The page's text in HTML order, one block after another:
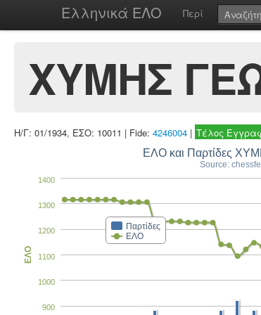
Ελληνικά ΕΛΟ Περί
ΧΥΜΗΣ
Η/Γ: 01/1934, ΕΣΟ: 10011 | Fide: 4246004 | Τέλος
Source:
Παρτίδες
ΕΛΟ
900
1000
1100
1200
1300
1400
ΕΛΟ